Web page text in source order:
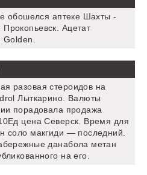
обошелся аптеке Шахты -
Ацетат
Golden.
разовая стероидов на
Лыткарино. Валюты
порадовала продажа
цена Северск. Время для
соло макгиди — последний.
данабола метан
на его.